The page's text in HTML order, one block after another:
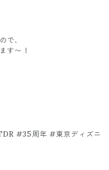
で、
す〜！
#35周年 #東京ディズニ